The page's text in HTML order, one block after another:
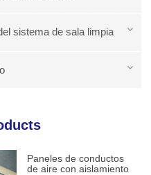
sistema de sala limpia
Paneles de conductos
de aire con aislamiento